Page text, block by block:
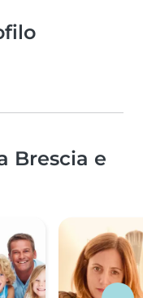
Brescia e